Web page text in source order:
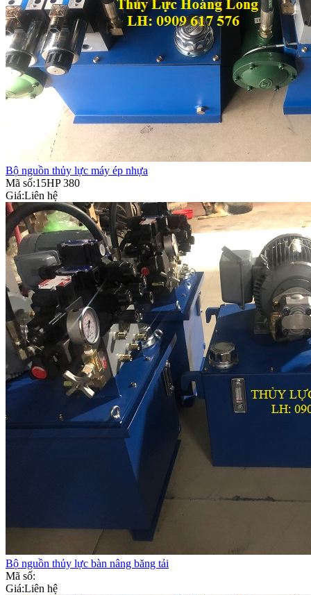
Bộ nguồn thủy lực máy ép nhựa
Mã số:15HP 380
Giá:Liên hệ
Bộ nguồn thủy lực bàn nâng băng tải
Mã số:
Giá:Liên hệ